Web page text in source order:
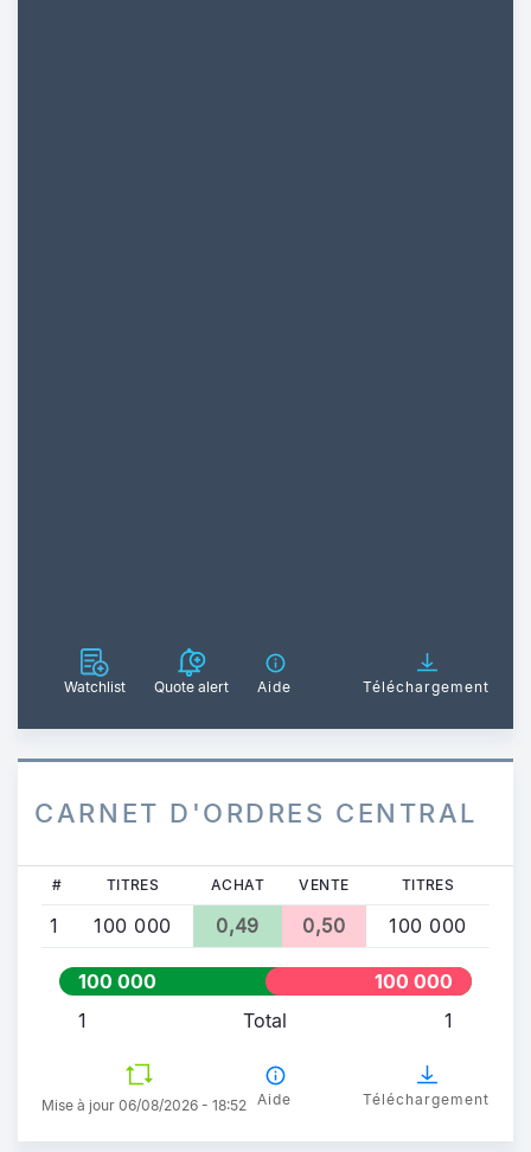
Watchlist Quote alert Aide Téléchargement
CARNET D'ORDRES CENTRAL
# TITRES ACHAT VENTE TITRES
1 100 000 0,49 0,50 100 000
100 000
100 000
1
Total 1
Mise à jour 06/08/2026 - 18:52 Aide Téléchargement